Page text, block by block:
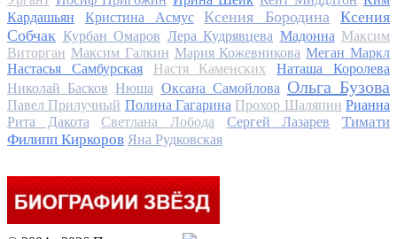
Кардашьян
Кристина Асмус Ксения Бородина
Ксения
Собчак Курбан Омаров Лера Кудрявцева Мадонна Максим
Виторган Максим Галкин Мария Кожевникова Меган Маркл
Настасья Самбурская
Настя Каменских
Наташа Королева
Николай Басков Нюша Оксана Самойлова Ольга Бузова
Павел Прилучный Полина Гагарина Прохор Шаляпин Рианна
Рита Дакота
Светлана Лобода Сергей Лазарев
Тимати
Филипп Киркоров Яна Рудковская